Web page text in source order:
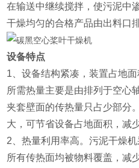
在输送中继续搅拌，使污泥中
干燥均匀的合格产品由出料口排
设备特点
1、设备结构紧凑，装置占地
所需热量主要是由排列于空心
夹套壁面的传热量只占少部分
大，可节省设备占地面积，减
2、热量利用率高。污泥干燥
所有传热面均被物料覆盖，减